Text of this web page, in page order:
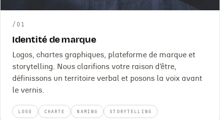
/ 01
Identité de marque
Logos, chartes graphiques, plateforme de marque et
storytelling. Nous clarifions votre raison d’être,
définissons un territoire verbal et posons la voix avant
le vernis.
LOGO CHARTE NAMING STORYTELLING